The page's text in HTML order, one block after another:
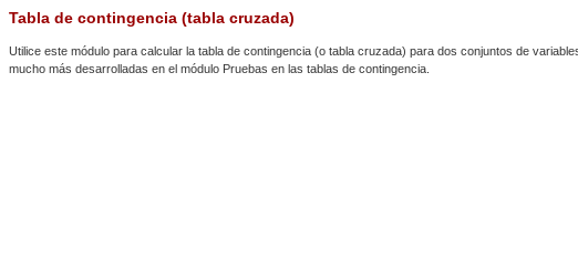
Tabla de contingencia (tabla cruzada)
Utilice este módulo para calcular la tabla de contingencia (o tabla cruzada) para dos conjuntos de
mucho más desarrolladas en el módulo Pruebas en las tablas de contingencia.